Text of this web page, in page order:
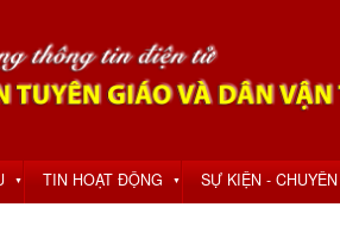
▼ TIN HOẠT ĐỘNG ▼ SỰ KIỆN -